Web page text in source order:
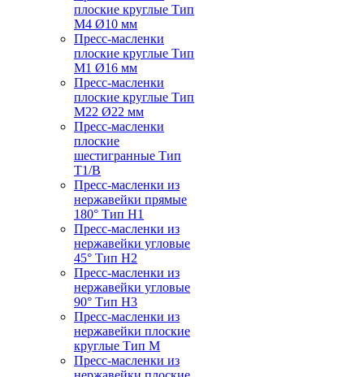
плоские круглые Тип
M4 Ø10 мм
Пресс-масленки
плоские круглые Тип
M1 Ø16 мм
Пресс-масленки
плоские круглые Тип
M22 Ø22 мм
Пресс-масленки
плоские
шестигранные Тип
T1/B
Пресс-масленки из
нержавейки прямые
180° Тип H1
Пресс-масленки из
нержавейки угловые
45° Тип H2
Пресс-масленки из
нержавейки угловые
90° Тип H3
Пресс-масленки из
нержавейки плоские
круглые Тип M
Пресс-масленки из